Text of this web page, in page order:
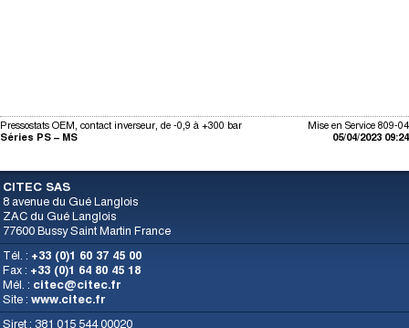
Mise en Service 809-04
05/04/2023 09:24
Pressostats OEM, contact inverseur, de -0,9 à +300 bar
Séries PS – MS
CITEC SAS
8 avenue du Gué Langlois
ZAC du Gué Langlois
77600 Bussy Saint Martin France
Tél. : +33 (0)1 60 37 45 00
Fax : +33 (0)1 64 80 45 18
Mél. : citec@citec.fr
Site : www.citec.fr
Siret : 381 015 544 00020